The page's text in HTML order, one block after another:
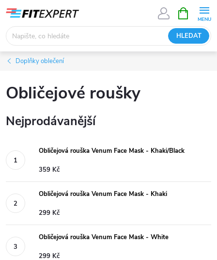
obsah
HLEDAT
NÁKUPNÍ
KOŠÍK
Doplňky oblečení
Obličejové roušky
Nejprodávanější
Obličejová rouška Venum Face Mask - Khaki/Black
359 Kč
Obličejová rouška Venum Face Mask - Khaki
299 Kč
Obličejová rouška Venum Face Mask - White
299 Kč